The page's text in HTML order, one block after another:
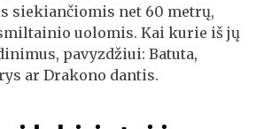
siekiančiomis net 60 metrų,
uolomis. Kai kurie iš jų
pavyzdžiui: Batuta,
ar Drakono dantis.